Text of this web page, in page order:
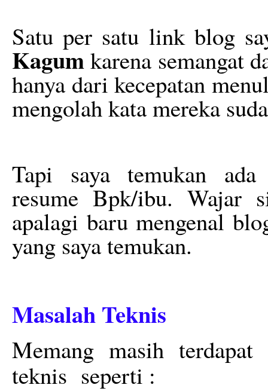
Satu per satu link blog
Kagumkarena semangat
hanya dari kecepatan
mengolah kata mereka
Tapi saya temukan ada
resume Bpk/ibu. Wajar
apalagi baru mengenal
yang saya temukan.
Masalah Teknis
Memang masih terdapat
teknis seperti :